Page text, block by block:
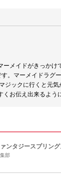
ーメイドがきっかけ
。マーメイドラグ
ジックに行くと元
お伝え出来るよう
ァンタジースプリン
部